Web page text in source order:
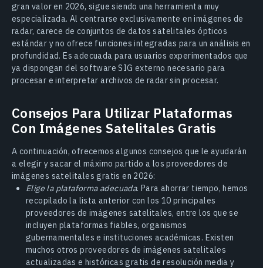
gran valor en 2026, sigue siendo una herramienta muy
especializada. Al centrarse exclusivamente en imágenes de
radar, carece de conjuntos de datos satelitales ópticos
estándar y no ofrece funciones integradas para un análisis en
profundidad. Es adecuada para usuarios experimentados que
ya dispongan del software SIG externo necesario para
procesar e interpretar archivos de radar sin procesar.
Consejos Para Utilizar Plataformas
Con Imágenes Satelitales Gratis
A continuación, ofrecemos algunos consejos que le ayudarán
a elegir y sacar el máximo partido a los proveedores de
imágenes satelitales gratis en 2026:
Elige la plataforma adecuada. Para ahorrar tiempo, hemos
recopilado la lista anterior con los 10 principales
proveedores de imágenes satelitales, entre los que se
incluyen plataformas fiables, organismos
gubernamentales e instituciones académicas. Existen
muchos otros proveedores de imágenes satelitales
actualizadas e históricas gratis de resolución media y